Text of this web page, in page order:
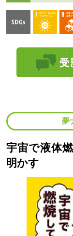
夢
宇宙で液体
明かす